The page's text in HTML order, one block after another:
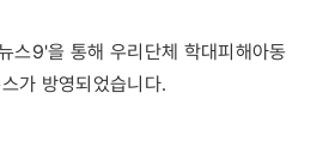
스9'을 통해 우리단체 학대피해아동
가 방영되었습니다.